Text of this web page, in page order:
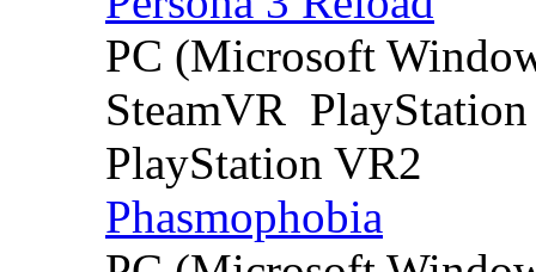
PC (Microsoft
SteamVR
PlayStation VR2
Phasmophobia